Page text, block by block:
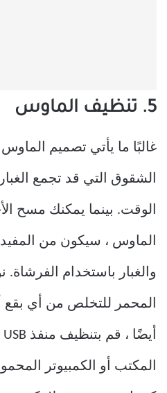
5. تنظيف الماوس
غالبًا ما يأتي تصميم
الشقوق التي قد تجمع
الوقت. بينما يمكنك مسح
الماوس ، سيكون من
والغبار باستخدام
المحمر للتخلص من أي
المكتب أو الكمبيوتر